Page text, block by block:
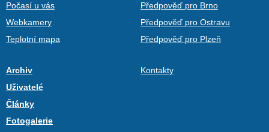
Počasí u vás
Webkamery
Teplotní mapa
Předpověď pro Brno
Předpověď pro Ostravu
Předpověď pro Plzeň
Archiv
Uživatelé
Články
Fotogalerie
Kontakty